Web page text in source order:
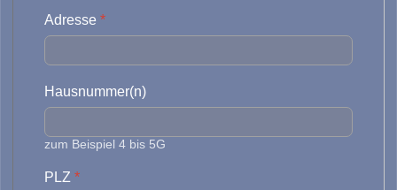
Adresse *
Hausnummer(n)
zum Beispiel 4 bis 5G
PLZ *